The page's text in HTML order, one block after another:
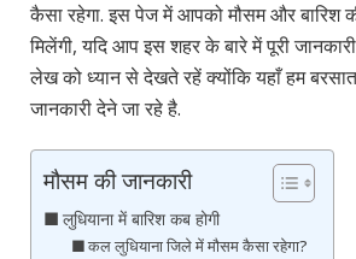
कैसा रहेगा. इस पेज में आपको मौसम और बारिश
मिलेंगी, यदि आप इस शहर के बारे में पूरी
लेख को ध्यान से देखते रहें क्योंकि यहाँ हम
जानकारी देने जा रहे है.
मौसम की जानकारी
लुधियाना में बारिश कब होगी
कल लुधियाना जिले में मौसम कैसा रहेगा?